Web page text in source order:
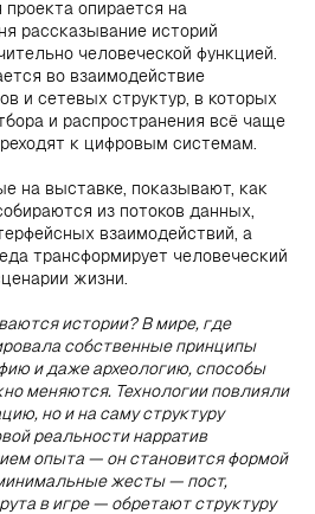
опирается на
рассказывание историй
человеческой функцией.
во взаимодействие
и сетевых структур, в которых
и распространения всё чаще
к цифровым системам.
на выставке, показывают, как
из потоков данных,
взаимодействий, а
трансформирует человеческий
жизни.
истории? В мире, где
собственные принципы
и даже археологию, способы
меняются. Технологии повлияли
но и на саму структуру
реальности нарратив
опыта — он становится формой
жесты — пост,
в игре — обретают структуру